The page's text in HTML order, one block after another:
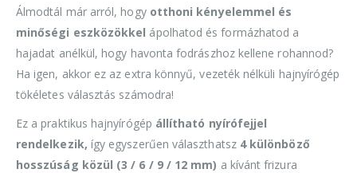
Álmodtál már arról, hogy otthoni kényelemmel és
minőségi eszközökkel ápolhatod és formázhatod a
hajadat anélkül, hogy havonta fodrászhoz kellene rohannod?
Ha igen, akkor ez az extra könnyű, vezeték nélküli hajnyírógép
tökéletes választás számodra!
Ez a praktikus hajnyírógép állítható nyírófejjel
rendelkezik, így egyszerűen választhatsz4 különböző
hosszúság közül (3 / 6 / 9 / 12 mm) a kívánt frizura